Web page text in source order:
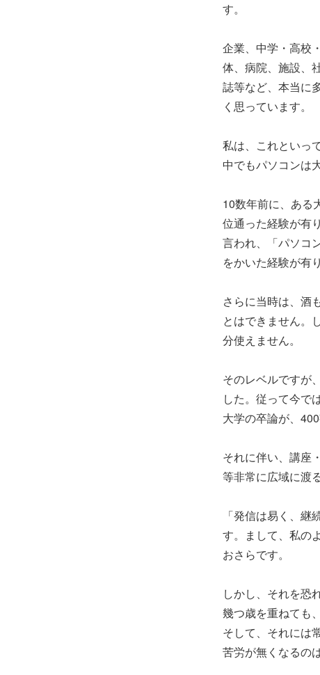
す。
企業、中学・高校
体、病院、施設、
誌等など、本当に
く思っています。
私は、これといっ
中でもパソコンは
10数年前に、ある
位通った経験が有
言われ、「パソコ
をかいた経験が有
さらに当時は、酒
とはできません。
分使えません。
そのレベルですが
した。従って今で
大学の卒論が、
それに伴い、講座
等非常に広域に渡
「発信は易く、
す。まして、私の
おさらです。
しかし、それを恐
幾つ歳を重ねても
そして、それには
苦労が無くなるの